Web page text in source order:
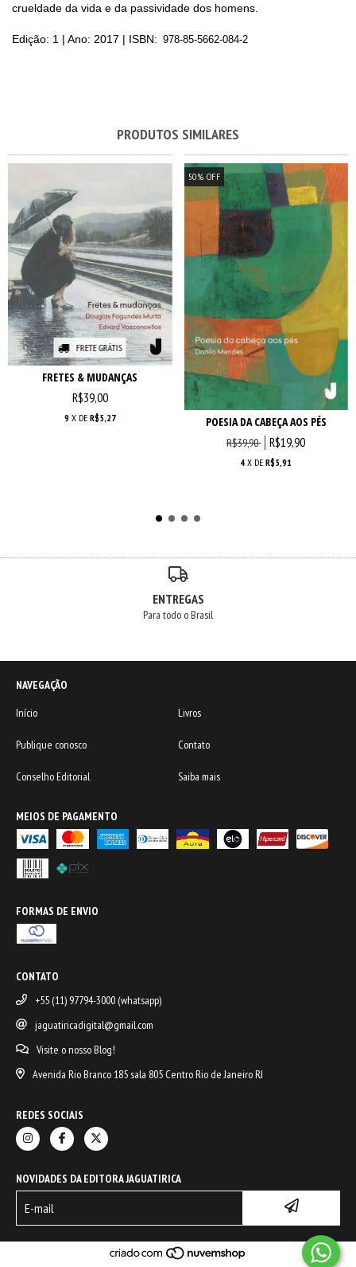
crueldade da vida e da passividade dos homens.
Edição: 1 | Ano: 2017 | ISBN: 978-85-5662-084-2
PRODUTOS SIMILARES
FRETE GRÁTIS
FRETES & MUDANÇAS
R$39,00
9 X DE R$5,27
50% OFF
POESIA DA CABEÇA AOS PÉS
R$39,90 R$19,90
4 X DER$5,91
ENTREGAS
Para todo o Brasil
NAVEGAÇÃO
Início
Livros
Publique conosco Contato
Conselho Editorial Saiba mais
MEIOS DE PAGAMENTO
FORMAS DE ENVIO
CONTATO
+55 (11) 97794-3000 (whatsapp)
jaguatiricadigital@gmail.com
Visite o nosso Blog!
Avenida Rio Branco 185 sala 805 Centro Rio de Janeiro RJ
REDES SOCIAIS
NOVIDADES DA EDITORA JAGUATIRICA